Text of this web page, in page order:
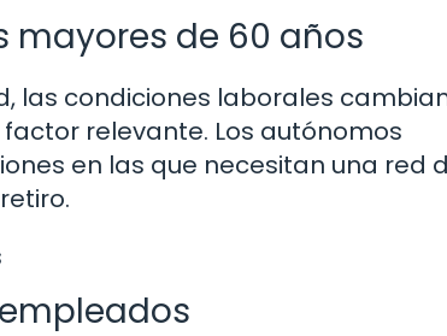
mayores de 60 años
las condiciones laborales
relevante. Los autónomos
en las que necesitan una red